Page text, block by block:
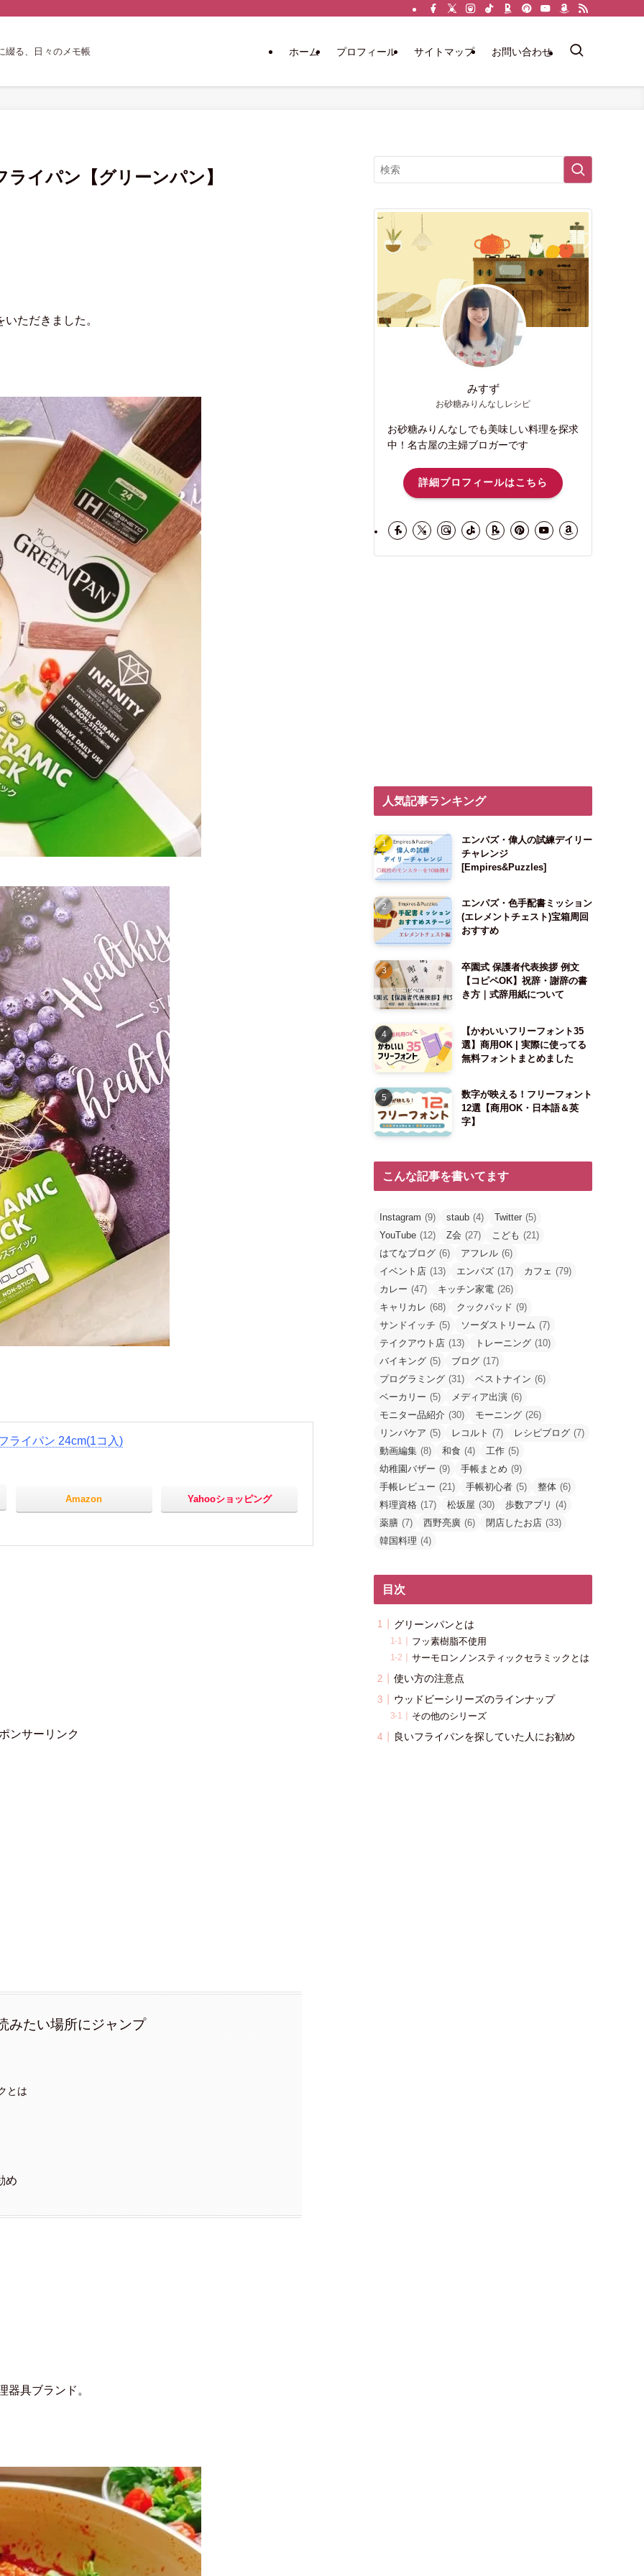
綴る、日々のメモ帳 ホーム プロフィール サイトマップ お問い合わせ
イパン【グリーンパン】
いただきました。
ライパン 24cm(1コ入)
Amazon Yahooショッピング
ンサーリンク
みたい場所にジャンプ
とは
め
器具ブランド。
みすず
お砂糖みりんなしレシピ
お砂糖みりんなしでも美味しい料理を探求
中！名古屋の主婦ブロガーです
詳細プロフィールはこちら
人気記事ランキング
エンパズ・偉人の試練デイリー
チャレンジ
[Empires&Puzzles]
エンパズ・色手配書ミッション
(エレメントチェスト)宝箱周回
おすすめ
卒園式 保護者代表挨拶 例文
【コピペOK】祝辞・謝辞の書
き方｜式辞用紙について
【かわいいフリーフォント35
選】商用OK | 実際に使ってる
無料フォントまとめました
数字が映える！フリーフォント
12選【商用OK・日本語＆英
字】
こんな記事を書いてます
Instagram (9) staub (4) Twitter (5)
YouTube (12) Z会 (27) こども (21)
はてなブログ (6) アフレル (6)
イベント店 (13) エンパズ (17) カフェ (79)
カレー (47) キッチン家電 (26)
キャリカレ (68) クックパッド (9)
サンドイッチ (5) ソーダストリーム (7)
テイクアウト店 (13) トレーニング (10)
バイキング (5) ブログ (17)
プログラミング (31) ベストナイン (6)
ベーカリー (5) メディア出演 (6)
モニター品紹介 (30) モーニング (26)
リンパケア (5) レコルト (7) レシピブログ (7)
動画編集 (8) 和食 (4) 工作 (5)
幼稚園バザー (9) 手帳まとめ (9)
手帳レビュー (21) 手帳初心者 (5) 整体 (6)
料理資格 (17) 松坂屋 (30) 歩数アプリ (4)
薬膳 (7) 西野亮廣 (6) 閉店したお店 (33)
韓国料理 (4)
目次
グリーンパンとは
フッ素樹脂不使用
サーモロンノンスティックセラミックとは
使い方の注意点
ウッドビーシリーズのラインナップ
その他のシリーズ
良いフライパンを探していた人にお勧め